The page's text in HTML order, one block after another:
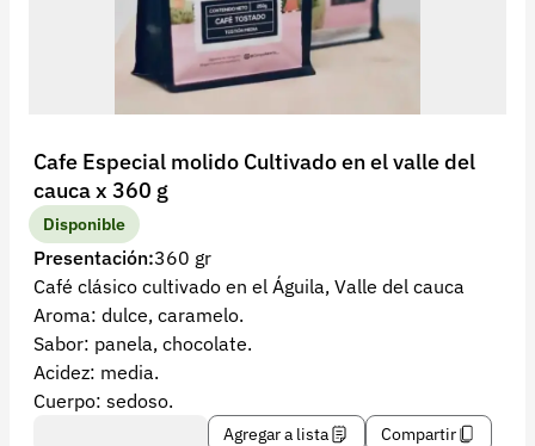
Cafe Especial molido Cultivado en el valle del
cauca x 360 g
Disponible
Presentación:360 gr
Café clásico cultivado en el Águila, Valle del cauca
Aroma: dulce, caramelo.
Sabor: panela, chocolate.
Acidez: media.
Cuerpo: sedoso.
Agregar a lista Compartir
Recuperar contraseña
Contacto
Soporte
+57 323 2931928
contacto@croper.com
© 2026 Croper.com Todos los derechos reservados